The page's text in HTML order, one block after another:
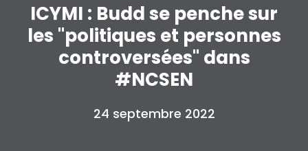
Accueil
Shop
Take Back the Courts
ICYMI : Budd se penche sur
les "politiques et personnes
controversées" dans
#NCSEN
24 septembre 2022